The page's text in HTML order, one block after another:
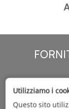
Utilizziamo i
Questo sito